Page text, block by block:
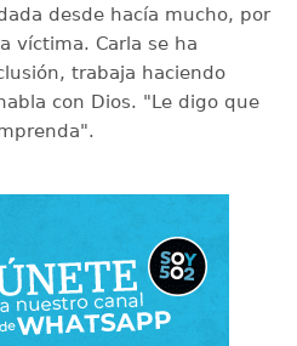
desde hacía mucho, por
víctima. Carla se ha
trabaja haciendo
con Dios. "Le digo que